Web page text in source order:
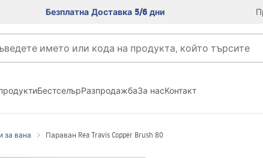
Безплатна Доставка 5/6 дни
БестселърРазпродажбаЗа насКонтакт
за вана Параван Rea Travis Copper Brush 80